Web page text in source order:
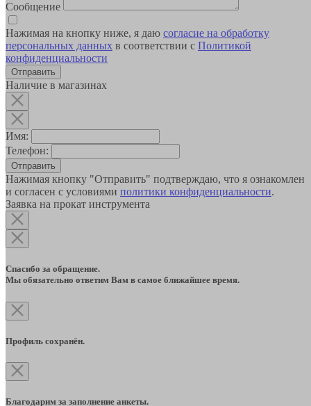
Сообщение
Нажимая на кнопку ниже, я даю согласие на обработку
персональных данных в соответствии с Политикой
конфиденциальности
Наличие в магазинах
Имя:
Телефон:
Отправить
Нажимая кнопку "Отправить" подтверждаю, что я ознакомлен
и согласен с условиями политики конфиденциальности.
Заявка на прокат инструмента
Спасибо за обращение.
Мы обязательно ответим Вам в самое ближайшее время.
Профиль сохранён.
Благодарим за заполнение анкеты.